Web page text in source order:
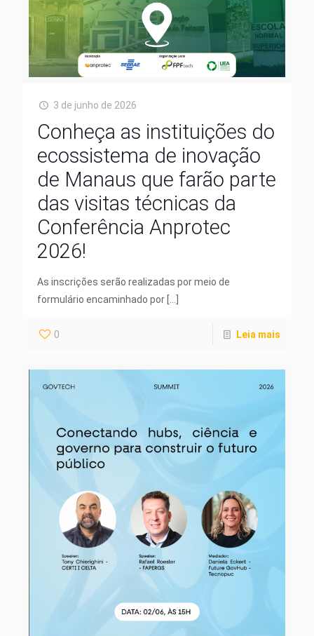
3 de junho de 2026
Conheça as instituições do
ecossistema de inovação
de Manaus que farão parte
das visitas técnicas da
Conferência Anprotec
2026!
As inscrições serão realizadas por meio de
formulário encaminhado por
0 Leia mais